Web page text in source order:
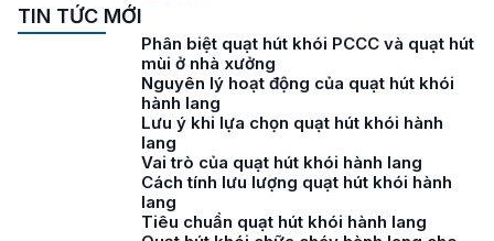
TIN TỨC MỚI
Phân biệt quạt hút khói PCCC và quạt hút
mùi ở nhà xưởng
Nguyên lý hoạt động của quạt hút khói
hành lang
Lưu ý khi lựa chọn quạt hút khói hành
lang
Vai trò của quạt hút khói hành lang
Cách tính lưu lượng quạt hút khói hành
lang
Tiêu chuẩn quạt hút khói hành lang